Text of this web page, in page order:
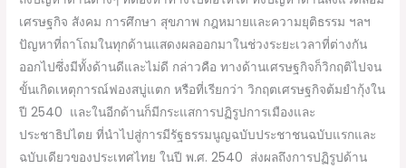
เศรษฐกิจ สังคม การศึกษา สุขภาพ กฎหมายและความยุติธรรม ฯลฯ
ปัญหาที่ถาโถมในทุกด้านแสดงผลออกมาในช่วงระยะเวลาที่ต่างกัน
ออกไปซึ่งมีทั้งด้านดีและไม่ดี กล่าวคือ ทางด้านเศรษฐกิจก็วิกฤติไปจน
ขั้นเกิดเหตุการณ์ฟองสบู่แตก หรือที่เรียกว่า วิกฤตเศรษฐกิจต้มยำกุ้งใน
ปี 2540 และในอีกด้านก็มีกระแสการปฏิรูปการเมืองและ
ประชาธิปไตย ที่นำไปสู่การมีรัฐธรรมนูญฉบับประชาชนฉบับแรกและ
ฉบับเดียวของประเทศไทย ในปี พ.ศ. 2540 ส่งผลถึงการปฏิรูปด้าน
ไทย